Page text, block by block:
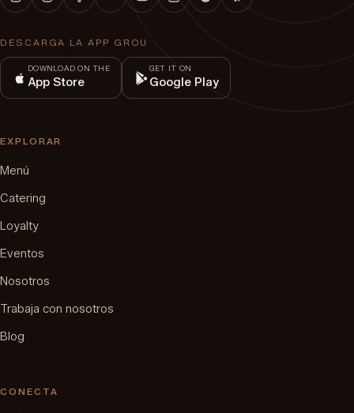
DESCARGA LA APP GROU
DOWNLOAD ON THE
App Store
GET IT ON
Google Play
EXPLORAR
Menú
Catering
Loyalty
Eventos
Nosotros
Trabaja con nosotros
Blog
CONECTA